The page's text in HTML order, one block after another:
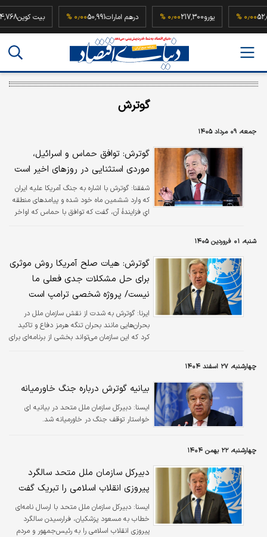
52,500,000 یورو217,300 درهم امارات50,991 بیت
گوترش
جمعه، ۰۹ مرداد ۱۴۰۵
گوترش: توافق حماس و اسرائیل،
موردی استثنایی در روزهای اخیر است
شفقنا:گوترش با اشاره به جنگ آمریکا علیه ایران
که وارد ششمین ماه خود شده و پیامدهای منطقه
ایِ فزایندهٔ آن، گفت که توافق با حماس که اواخر
شنبه، ۰۱ فروردین ۱۴۰۵
گوترش: هیات صلح آمریکا روش موثری
برای حل مشکلات جدی فعلی ما
نیست/ پروژه شخصی ترامپ است
ایرنا:گوترش به شدت از نقش سازمان ملل در
بحران‌هایی مانند بحران تنگه هرمز دفاع و تاکید
کرد که این سازمان می‌تواند بخشی از برنامه‌ای برای
چهارشنبه، ۲۷ اسفند ۱۴۰۴
بیانیه گوترش درباره جنگ خاورمیانه
ایسنا: دبیرکل سازمان ملل متحد در بیانیه ای
خواستار توقف جنگ در خاورمیانه شد.
چهارشنبه، ۲۲ بهمن ۱۴۰۴
دبیرکل سازمان ملل متحد سالگرد
پیروزی انقلاب اسلامی را تبریک گفت
ایسنا: دبیرکل سازمان ملل متحد با ارسال نامه‌ای
خطاب به مسعود پزشکیان، فرارسیدن سالگرد
پیروزی انقلاب اسلامی را به رئیس‌جمهور و مردم